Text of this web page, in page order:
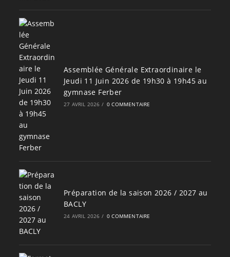
Assemblée Générale Extraordinaire le
Jeudi 11 Juin 2026 de 19h30 à 19h45 au
gymnase Ferber
27 AVRIL 2026 / 0 COMMENTAIRE
Préparation de la saison 2026 / 2027 au
BACLY
24 AVRIL 2026 / 0 COMMENTAIRE